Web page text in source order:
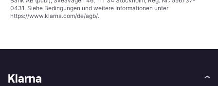
0431. Siehe Bedingungen und weitere Informationen unter
https://www.klarna.com/de/agb/.
Klarna